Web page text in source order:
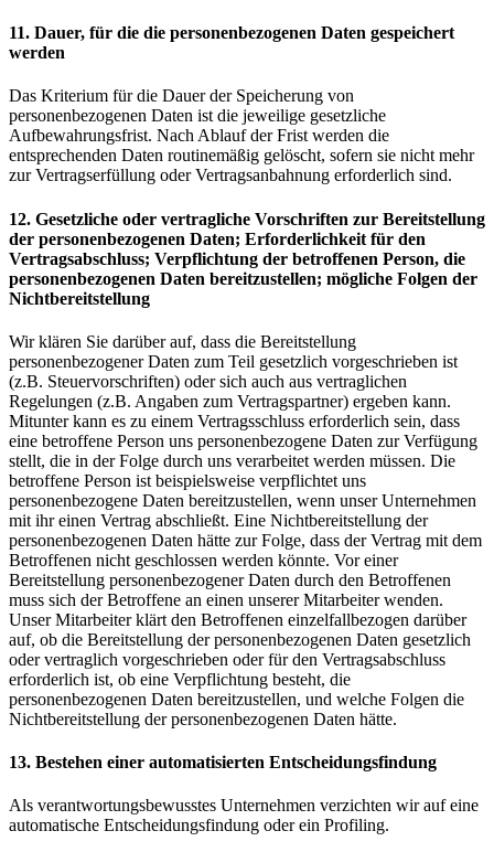
11. Dauer, für die die personenbezogenen Daten gespeichert
werden
Das Kriterium für die Dauer der Speicherung von
personenbezogenen Daten ist die jeweilige gesetzliche
Aufbewahrungsfrist. Nach Ablauf der Frist werden die
entsprechenden Daten routinemäßig gelöscht, sofern sie nicht mehr
zur Vertragserfüllung oder Vertragsanbahnung erforderlich sind.
12. Gesetzliche oder vertragliche Vorschriften zur Bereitstellung
der personenbezogenen Daten; Erforderlichkeit für den
Vertragsabschluss; Verpflichtung der betroffenen Person, die
personenbezogenen Daten bereitzustellen; mögliche Folgen der
Nichtbereitstellung
Wir klären Sie darüber auf, dass die Bereitstellung
personenbezogener Daten zum Teil gesetzlich vorgeschrieben ist
(z.B. Steuervorschriften) oder sich auch aus vertraglichen
Regelungen (z.B. Angaben zum Vertragspartner) ergeben kann.
Mitunter kann es zu einem Vertragsschluss erforderlich sein, dass
eine betroffene Person uns personenbezogene Daten zur Verfügung
stellt, die in der Folge durch uns verarbeitet werden müssen. Die
betroffene Person ist beispielsweise verpflichtet uns
personenbezogene Daten bereitzustellen, wenn unser Unternehmen
mit ihr einen Vertrag abschließt. Eine Nichtbereitstellung der
personenbezogenen Daten hätte zur Folge, dass der Vertrag mit dem
Betroffenen nicht geschlossen werden könnte. Vor einer
Bereitstellung personenbezogener Daten durch den Betroffenen
muss sich der Betroffene an einen unserer Mitarbeiter wenden.
Unser Mitarbeiter klärt den Betroffenen einzelfallbezogen darüber
auf, ob die Bereitstellung der personenbezogenen Daten gesetzlich
oder vertraglich vorgeschrieben oder für den Vertragsabschluss
erforderlich ist, ob eine Verpflichtung besteht, die
personenbezogenen Daten bereitzustellen, und welche Folgen die
Nichtbereitstellung der personenbezogenen Daten hätte.
13. Bestehen einer automatisierten Entscheidungsfindung
Als verantwortungsbewusstes Unternehmen verzichten wir auf eine
automatische Entscheidungsfindung oder ein Profiling.